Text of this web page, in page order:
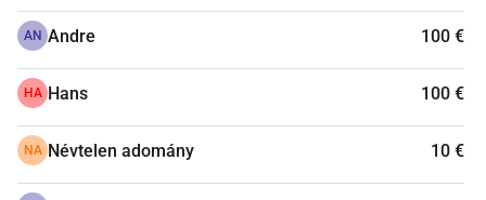
AN Andre 100 €
HA Hans 100 €
NA Névtelen adomány 10 €